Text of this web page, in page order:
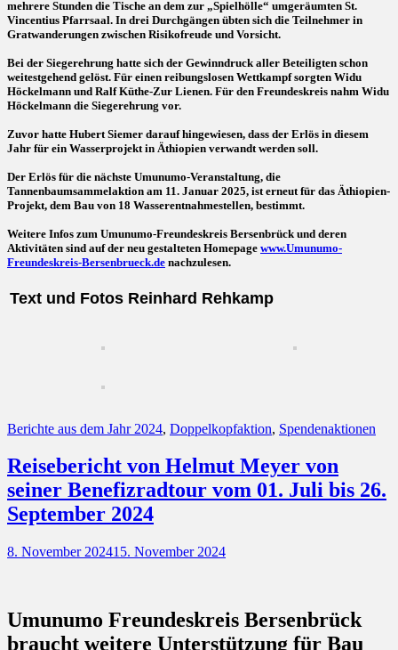
mehrere Stunden die Tische an dem zur „Spielhölle“ umgeräumten St.
Vincentius Pfarrsaal. In drei Durchgängen übten sich die Teilnehmer in
Gratwanderungen zwischen Risikofreude und Vorsicht.
Bei der Siegerehrung hatte sich der Gewinndruck aller Beteiligten schon
weitestgehend gelöst. Für einen reibungslosen Wettkampf sorgten Widu
Höckelmann und Ralf Küthe-Zur Lienen. Für den Freundeskreis nahm Widu
Höckelmann die Siegerehrung vor.
Zuvor hatte Hubert Siemer darauf hingewiesen, dass der Erlös in diesem
Jahr für ein Wasserprojekt in Äthiopien verwandt werden soll.
Der Erlös für die nächste Umunumo-Veranstaltung, die
Tannenbaumsammelaktion am 11. Januar 2025, ist erneut für das Äthiopien-
Projekt, dem Bau von 18 Wasserentnahmestellen, bestimmt.
Weitere Infos zum Umunumo-Freundeskreis Bersenbrück und deren
Aktivitäten sind auf der neu gestalteten Homepage www.Umunumo-
Freundeskreis-Bersenbrueck.de nachzulesen.
Text und Fotos Reinhard Rehkamp
Kategorien
Berichte aus dem Jahr 2024, Doppelkopfaktion, Spendenaktionen
Reisebericht von Helmut Meyer von
seiner Benefizradtour vom 01. Juli bis 26.
September 2024
Posted
8. November 202415. November 2024
Umunumo Freundeskreis Bersenbrück
braucht weitere Unterstützung für Bau